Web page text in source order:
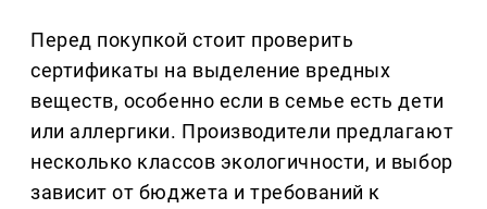
Перед покупкой стоит проверить
сертификаты на выделение вредных
веществ, особенно если в семье есть дети
или аллергики. Производители предлагают
несколько классов экологичности, и выбор
зависит от бюджета и требований к